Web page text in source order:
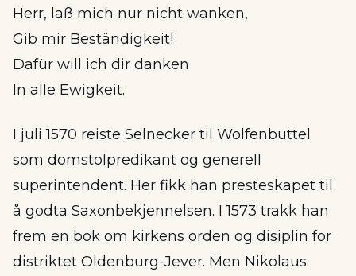
Herr, laß mich nur nicht wanken,
Gib mir Beständigkeit!
Dafür will ich dir danken
In alle Ewigkeit.
I juli 1570 reiste Selnecker til Wolfenbuttel
som domstolpredikant og generell
superintendent. Her fikk han presteskapet til
å godta Saxonbekjennelsen. I 1573 trakk han
frem en bok om kirkens orden og disiplin for
distriktet Oldenburg-Jever. Men Nikolaus